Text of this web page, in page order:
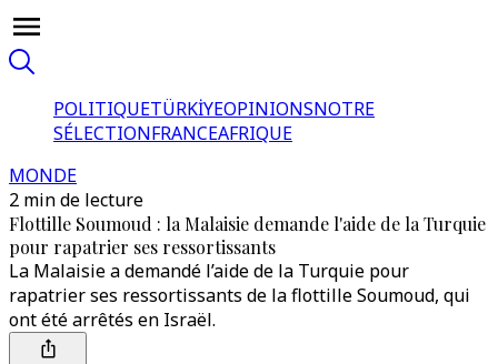
POLITIQUETÜRKİYEOPINIONSNOTRE
SÉLECTIONFRANCEAFRIQUE
MONDE
2 min de lecture
Flottille Soumoud : la Malaisie demande l'aide de la Turquie
pour rapatrier ses ressortissants
La Malaisie a demandé l’aide de la Turquie pour
rapatrier ses ressortissants de la flottille Soumoud, qui
ont été arrêtés en Israël.